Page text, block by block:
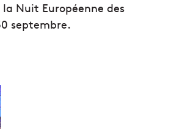
Nuit Européenne des
septembre.